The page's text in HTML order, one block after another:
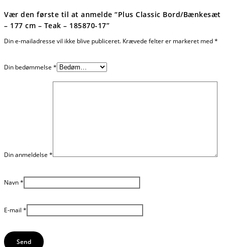
Vær den første til at anmelde “Plus Classic Bord/Bænkesæt
– 177 cm – Teak – 185870-17”
Din e-mailadresse vil ikke blive publiceret. Krævede felter er markeret med*
Din bedømmelse *
Din anmeldelse *
Navn*
E-mail *